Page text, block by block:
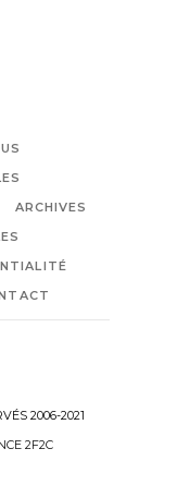
ARCHIVES
2006-2021
2F2C